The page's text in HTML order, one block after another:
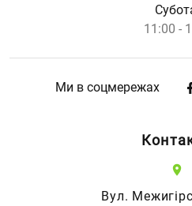
11:00 -
Ми в соцмережах
Вул.